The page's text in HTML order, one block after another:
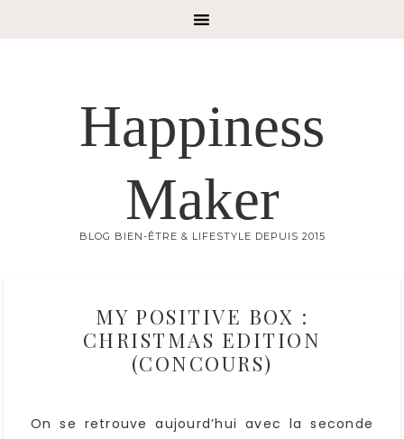
Happiness
Maker
BLOG BIEN-ÊTRE & LIFESTYLE DEPUIS 2015
MY POSITIVE BOX :
CHRISTMAS EDITION
(CONCOURS)
On se retrouve aujourd’hui avec la seconde